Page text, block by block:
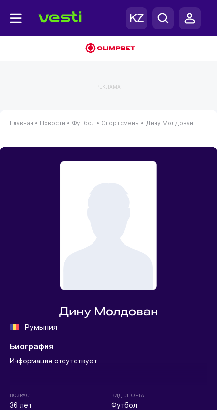
РЕКЛАМА
Главная • Новости • Футбол • Спортсмены • Дину Молдован
Дину Молдован
Румыния
Биография
Информация отсутствует
ВОЗРАСТ
36 лет
ВИД СПОРТА
Футбол